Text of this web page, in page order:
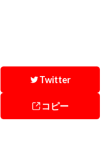
Twitter
コピー